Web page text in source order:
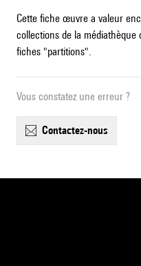
Cette fiche œuvre a valeur
collections de la
fiches "partitions".
Vous constatez une erreur ?
contactez-nous